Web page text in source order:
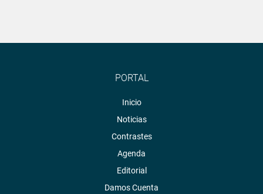
PORTAL
Inicio
Noticias
Contrastes
Agenda
Editorial
Damos Cuenta